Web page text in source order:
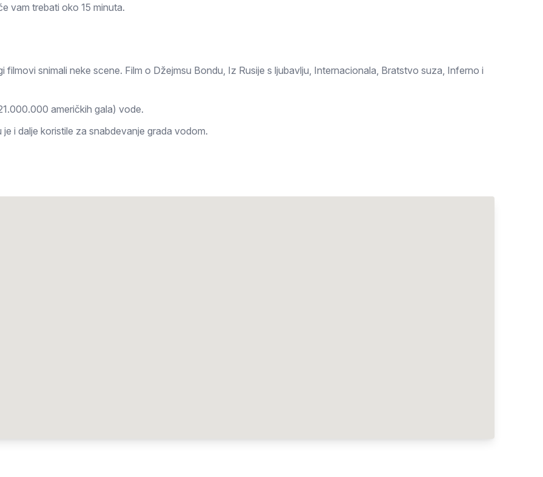
vam trebati oko 15 minuta.
snimali neke scene. Film o Džejmsu Bondu, Iz Rusije s ljubavlju, Internacionala, Bratstvo suza, Inferno i
američkih gala) vode.
i dalje koristile za snabdevanje grada vodom.